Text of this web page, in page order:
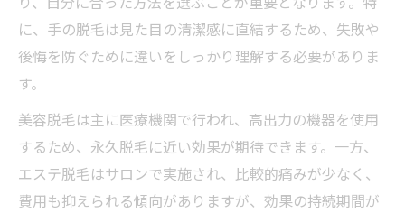
に、手の脱毛は見た目の清潔感に直結するため、失敗や
後悔を防ぐために違いをしっかり理解する必要がありま
す。
美容脱毛は主に医療機関で行われ、高出力の機器を使用
するため、永久脱毛に近い効果が期待できます。一方、
エステ脱毛はサロンで実施され、比較的痛みが少なく、
費用も抑えられる傾向がありますが、効果の持続期間が